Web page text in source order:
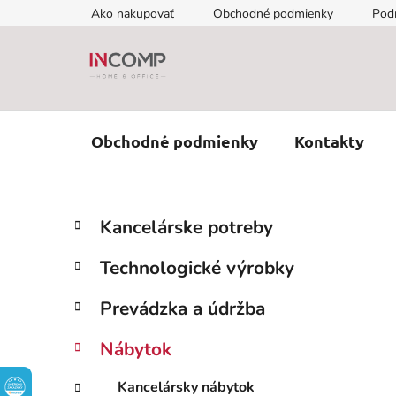
na
Ako nakupovať Obchodné podmienky
Obchodné podmienky Kontakty
B
č
ý
a
n
Preskočiť
kategórie
K
a
e
ó
i
Kancelárske potreby
Technologické výrobky
Prevádzka a údržba
Nábytok
Kancelársky nábytok